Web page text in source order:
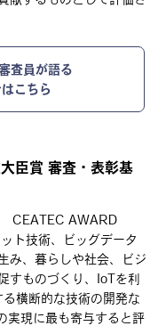
査員が語る
こちら
臣賞 審査・表彰基
CEATEC AWARD
ト技術、ビッグデータ
み、暮らしや社会、ビジ
すものづくり、IoTを利
横断的な技術の開発な
実現に最も寄与すると評